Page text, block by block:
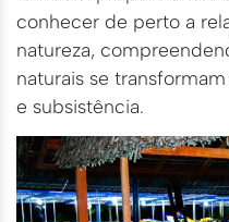
conhecer de perto a
natureza,
naturais se
e subsistência.